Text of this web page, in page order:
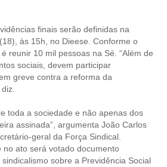
OU ANUIDADE DE SÓCIO
URBANA
finais serão definidas na
às 15h, no Dieese. Conforme o
reunir 10 mil pessoas na Sé. “Além de
sociais, devem participar
greve contra a reforma da
toda a sociedade e não apenas dos
assinada”, argumenta João Carlos
geral da Força Sindical.
ato será votado documento
sobre a Previdência Social